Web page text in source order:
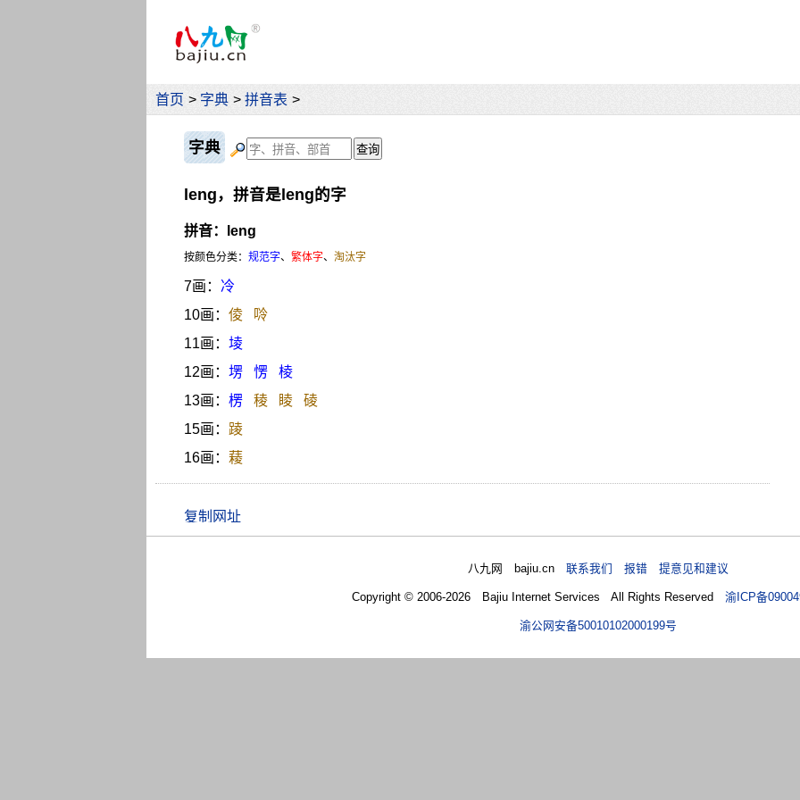
首页 > 字典 > 拼音表 >
字典
leng，拼音是leng的字
拼音：leng
按颜色分类： 规范字、 繁体字、 淘汰字
7画： 冷
10画： 倰
唥
11画： 堎
12画： 塄 愣
棱
13画： 楞 稜 睖
碐
15画： 踜
16画： 薐
八九网 bajiu.cn联系我们 报错 提意见和建议
Copyright © 2006-2026 Bajiu Internet Services All Rights Reserved 渝ICP备
渝公网安备50010102000199号